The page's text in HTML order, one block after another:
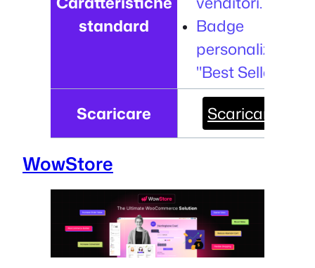
standard
Badge
personalizzati
"Best Seller".
Scaricare
Scaricare
WowStore